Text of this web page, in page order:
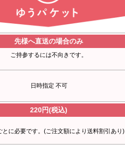
先様へ直送の場合のみ
ご持参するには不向きです。
日時指定 不可
220円(税込)
とに必要です。(ご注文額により送料割引あり)